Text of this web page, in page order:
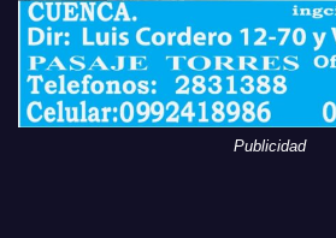
Publicidad